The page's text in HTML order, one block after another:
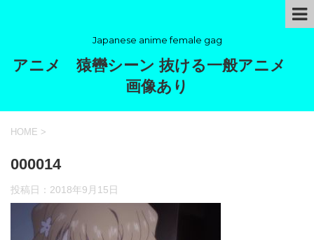
Japanese anime female gag
アニメ 猿轡シーン 抜ける一般アニメ
画像あり
HOME >
000014
投稿日： 2018年9月15日